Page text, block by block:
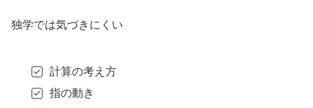
独学では気づきにくい
計算の考え方
指の動き